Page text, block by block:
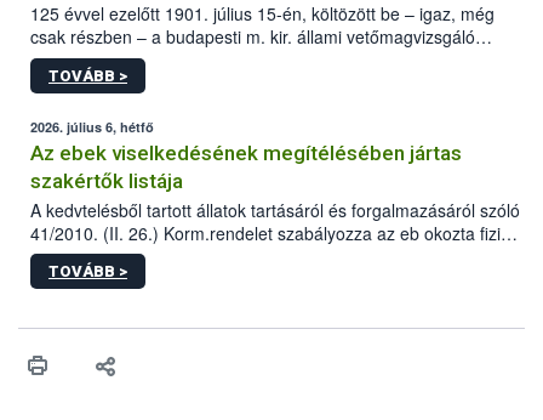
125 évvel ezelőtt 1901. július 15-én, költözött be – igaz, még
csak részben – a budapesti m. kir. állami vetőmagvizsgáló
állomás a Kis Rókus utca 15. szám alatti, Czigler Győző által
tervezett új épületébe.
TOVÁBB >
2026. július 6, hétfő
Az ebek viselkedésének megítélésében jártas
szakértők listája
A kedvtelésből tartott állatok tartásáról és forgalmazásáról szóló
41/2010. (II. 26.) Korm.rendelet szabályozza az eb okozta fizikai
sérülés, illetve ennek veszélye keletkezésekor felmerülő
hatósági feladatokat, valamint a veszélyes eb tartását és annak
vonni az ebek viselkedésének megítélésében jártas szakértőt.
TOVÁBB >